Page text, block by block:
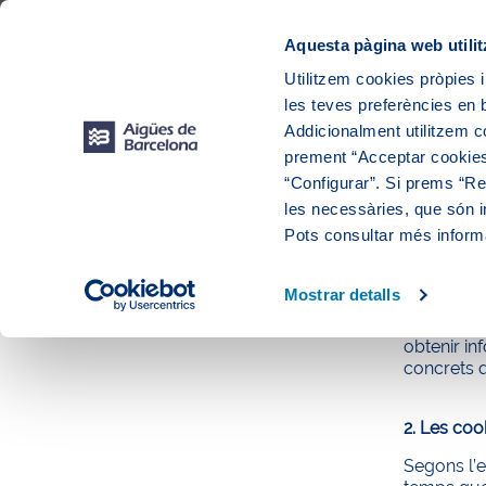
Aquesta pàgina web
Utilitzem cookies pròpies
les teves preferències en
Addicionalment utilitzem
prement “Acceptar
“Configurar”. Si prems
les necessàries, que són
Pots consultar més
Mostrar detalls
Les
obtenir
concrets
2. Les
Segons